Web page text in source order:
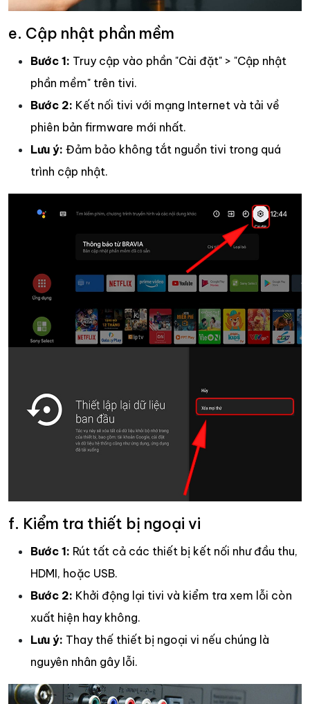
e. Cập nhật phần mềm
Bước 1: Truy cập vào phần "Cài đặt" > "Cập nhật
phần mềm" trên tivi.
Bước 2: Kết nối tivi với mạng Internet và tải về
phiên bản firmware mới nhất.
Lưu ý: Đảm bảo không tắt nguồn tivi trong quá
trình cập nhật.
f. Kiểm tra thiết bị ngoại vi
Bước 1: Rút tất cả các thiết bị kết nối như đầu thu,
HDMI, hoặc USB.
Bước 2: Khởi động lại tivi và kiểm tra xem lỗi còn
xuất hiện hay không.
Lưu ý: Thay thế thiết bị ngoại vi nếu chúng là
nguyên nhân gây lỗi.